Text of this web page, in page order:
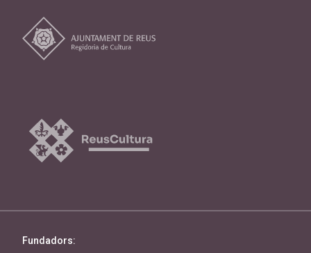
Sessions especials
Fundadors: